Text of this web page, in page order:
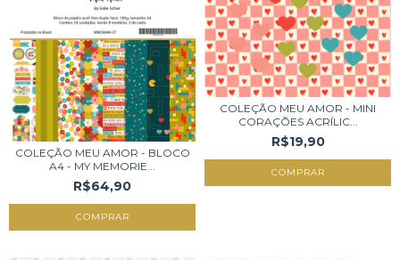
COLEÇÃO MEU AMOR - BLOCO
A4 - MY MEMORIE...
R$64,90
COLEÇÃO MEU AMOR - MINI
CORAÇÕES ACRÍLIC...
R$19,90